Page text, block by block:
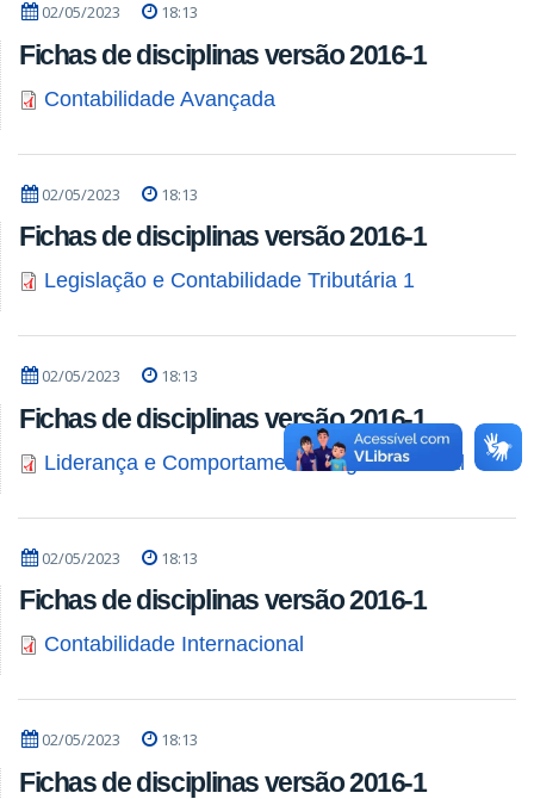
02/05/2023 18:13
Fichas de disciplinas versão 2016-1
Contabilidade Avançada
02/05/2023 18:13
Fichas de disciplinas versão 2016-1
Legislação e Contabilidade Tributária 1
02/05/2023 18:13
Fichas de disciplinas versão 2016-1
Liderança e Comportamento Organizacional
02/05/2023 18:13
Fichas de disciplinas versão 2016-1
Contabilidade Internacional
02/05/2023 18:13
Fichas de disciplinas versão 2016-1